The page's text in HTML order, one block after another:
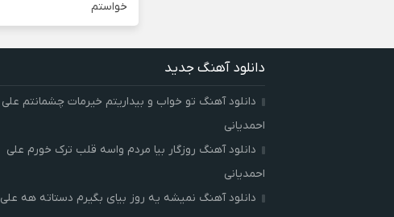
خواستم
دانلود آهنگ جدید
دانلود آهنگ تو خواب و بیداریتم خیرمات چشمانتم علی
احمدیانی
دانلود آهنگ روزگار بیا مردم واسه قلب ترک خورم علی
احمدیانی
دانلود آهنگ نمیشه یه روز بیای بگیرم دستاته هه علی